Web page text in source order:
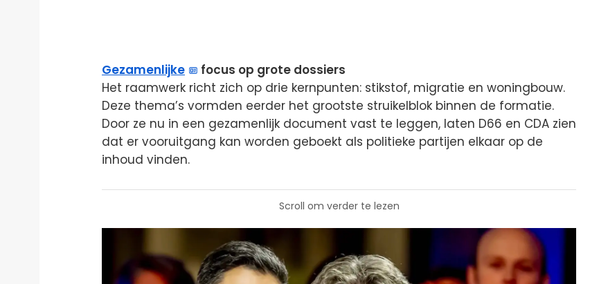
Gezamenlijke
focus op grote dossiers
Het raamwerk richt zich op drie kernpunten: stikstof, migratie en woningbouw.
Deze thema’s vormden eerder het grootste struikelblok binnen de formatie.
Door ze nu in een gezamenlijk document vast te leggen, laten D66 en CDA zien
dat er vooruitgang kan worden geboekt als politieke partijen elkaar op de
inhoud vinden.
Scroll om verder te lezen